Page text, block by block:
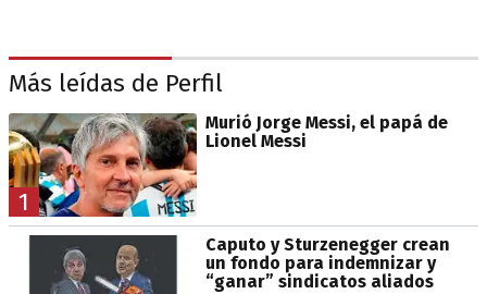
Más leídas de Perfil
1
Murió Jorge Messi, el papá de
Lionel Messi
Caputo y Sturzenegger crean
un fondo para indemnizar y
“ganar” sindicatos aliados